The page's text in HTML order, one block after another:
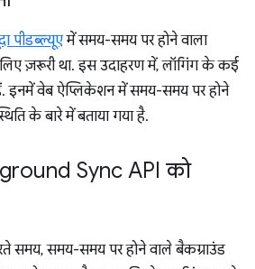
पीडब्ल्यूएमें समय-समय पर होने वाला
ज़रूरी था. इस उदाहरण में, लॉगिंग के कई
इनमें वेब ऐप्लिकेशन में समय-समय पर होने
के बारे में बताया गया है.
Sync API को
समय, समय-समय पर होने वाले बैकग्राउंड